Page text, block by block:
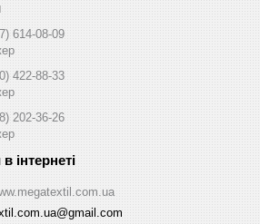
614-08-09
422-88-33
202-36-26